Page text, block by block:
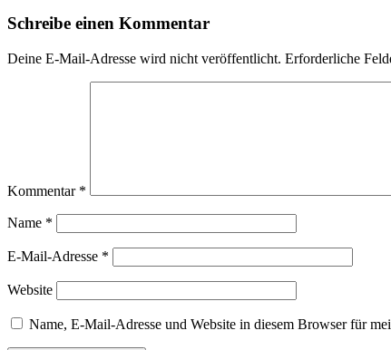
Schreibe einen Kommentar
Deine E-Mail-Adresse wird nicht veröffentlicht. Erforderliche
Kommentar *
Name *
E-Mail-Adresse *
Website
Name, E-Mail-Adresse und Website in diesem Browser für